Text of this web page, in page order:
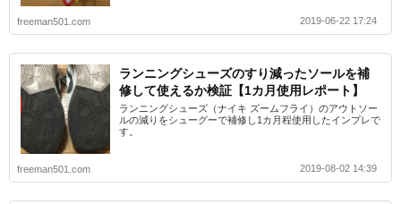
freeman501.com 2019-06-22 17:24
ランニングシューズのすり減ったソールを補
修して使えるか検証【1カ月使用レポート】
ランニングシューズ（ナイキ ズームフライ）のアウトソー
ルの減りをシューグーで補修し1カ月程使用したインプレで
す。
freeman501.com 2019-08-02 14:39